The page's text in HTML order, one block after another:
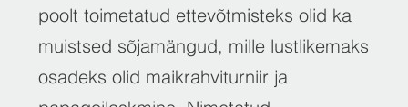
poolt toimetatud ettevõtmisteks olid ka
muistsed sõjamängud, mille lustlikemaks
osadeks olid maikrahviturniir ja